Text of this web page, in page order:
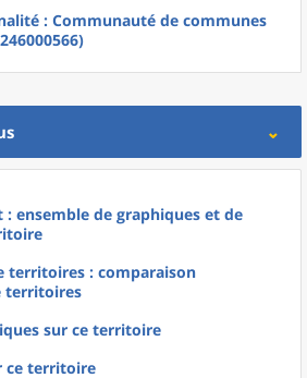
: Communauté de communes
: ensemble de graphiques et de
territoires : comparaison
territoires
sur ce territoire
ce territoire